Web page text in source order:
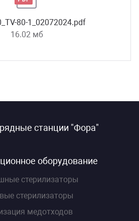
80-1_02072024.pdf
16.02 мб
станции "Фора"
оборудование
стерилизаторы
стерилизаторы
медотходов